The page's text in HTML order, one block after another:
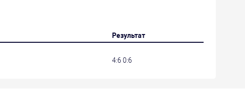
Результат
4:6 0:6